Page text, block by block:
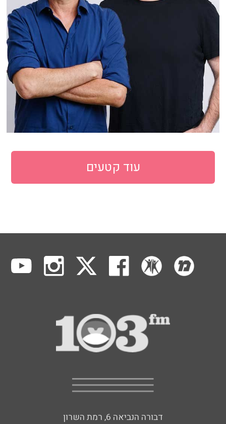
עוד קטעים
דבורה הנביאה 6, רמת השרון